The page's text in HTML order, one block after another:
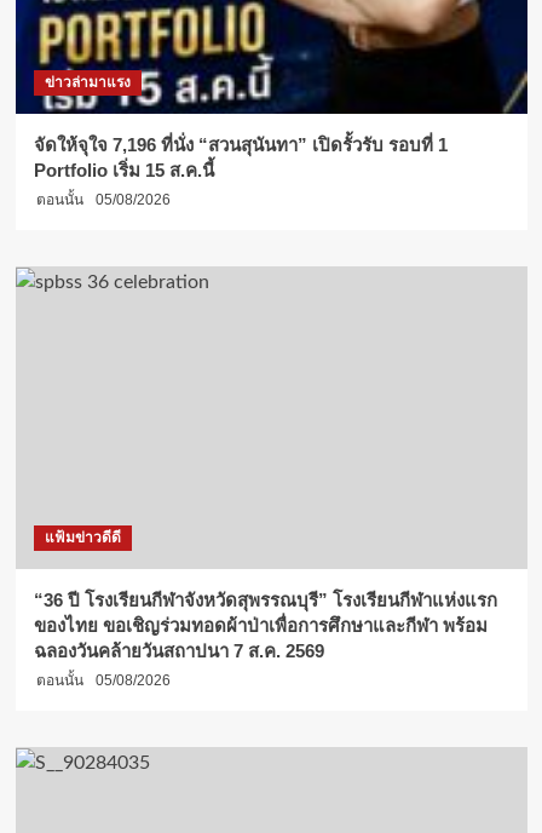
ข่าวล่ามาแรง
จัดให้จุใจ 7,196 ที่นั่ง “สวนสุนันทา” เปิดรั้วรับ รอบที่ 1
Portfolio เริ่ม 15 ส.ค.นี้
ตอนนั้น 05/08/2026
แฟ้มข่าวดีดี
“36 ปี โรงเรียนกีฬาจังหวัดสุพรรณบุรี” โรงเรียนกีฬาแห่งแรก
ของไทย ขอเชิญร่วมทอดผ้าป่าเพื่อการศึกษาและกีฬา พร้อม
ฉลองวันคล้ายวันสถาปนา 7 ส.ค. 2569
ตอนนั้น 05/08/2026